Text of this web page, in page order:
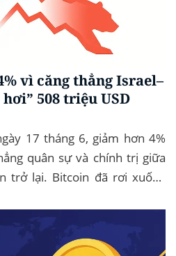
vì căng thẳng Israel–
508 triệu USD
17 tháng 6, giảm hơn 4%
quân sự và chính trị giữa
trở lại. Bitcoin đã rơi xuống